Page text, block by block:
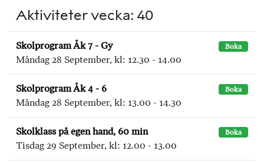
Aktiviteter vecka: 40
Skolprogram Åk 7 - Gy Boka
Måndag 28 September, kl: 12.30 - 14.00
Skolprogram Åk 4 - 6 Boka
Måndag 28 September, kl: 13.00 - 14.30
Skolklass på egen hand, 60 min Boka
Tisdag 29 September, kl: 12.00 - 13.00